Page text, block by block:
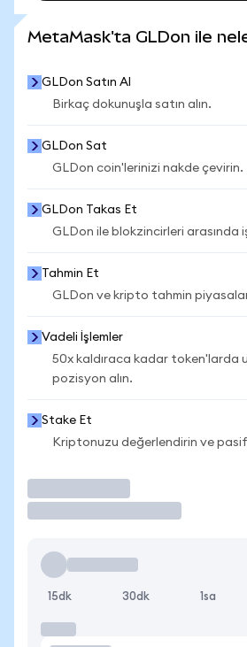
MetaMask'ta GLDon ile
GLDon Satın Al
Birkaç dokunuşla satın alın.
GLDon Sat
GLDon coin'lerinizi nakde çevirin.
GLDon Takas Et
GLDon ile blokzincirleri arasında
Tahmin Et
GLDon ve kripto tahmin
Vadeli İşlemler
50x kaldıraca kadar token'larda
pozisyon alın.
Stake Et
Kriptonuzu değerlendirin ve
15dk 30dk 1sa